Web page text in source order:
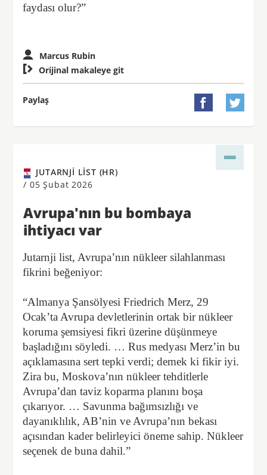
faydası olur?”
Marcus Rubin
 Orijinal makaleye git
Paylaş  
JUTARNJI LIST (HR)
/ 05 Şubat 2026
Avrupa'nın bu bombaya
ihtiyacı var
Jutarnji list, Avrupa’nın nükleer silahlanması
fikrini beğeniyor:
“Almanya Şansölyesi Friedrich Merz, 29
Ocak’ta Avrupa devletlerinin ortak bir nükleer
koruma şemsiyesi fikri üzerine düşünmeye
başladığını söyledi. … Rus medyası Merz’in bu
açıklamasına sert tepki verdi; demek ki fikir iyi.
Zira bu, Moskova’nın nükleer tehditlerle
Avrupa’dan taviz koparma planını boşa
çıkarıyor. … Savunma bağımsızlığı ve
dayanıklılık, AB’nin ve Avrupa’nın bekası
açısından kader belirleyici öneme sahip. Nükleer
seçenek de buna dahil.”